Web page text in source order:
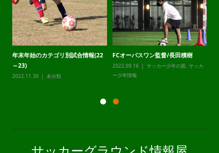
年末年始のカテゴリ別試合情報(22
～23)
2022.11.30 未分類
FCオーパスワン監督/長田積樹
2022.09.16 サッカー少年の親, サッカ
ー少年情報